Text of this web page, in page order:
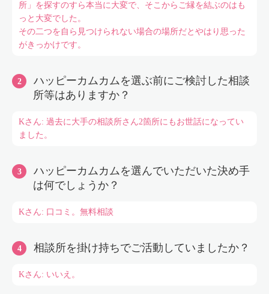
所」を探すのすら本当に大変で、そこからご縁を結ぶのはも
っと大変でした。
その二つを自ら見つけられない場合の場所だとやはり思った
がきっかけです。
ハッピーカムカムを選ぶ前にご検討した相談
所等はありますか？
Kさん: 過去に大手の相談所さん2箇所にもお世話になってい
ました。
ハッピーカムカムを選んでいただいた決め手
は何でしょうか？
Kさん: 口コミ。無料相談
相談所を掛け持ちでご活動していましたか？
Kさん: いいえ。